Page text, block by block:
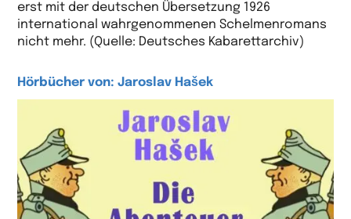
erst mit der deutschen Übersetzung 1926
international wahrgenommenen Schelmenromans
nicht mehr. (Quelle: Deutsches Kabarettarchiv)
Hörbücher von: Jaroslav Hašek